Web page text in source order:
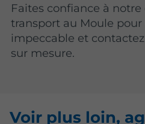
Faites confiance à
transport au Moule
impeccable et
sur mesure.
Voir plus loin,